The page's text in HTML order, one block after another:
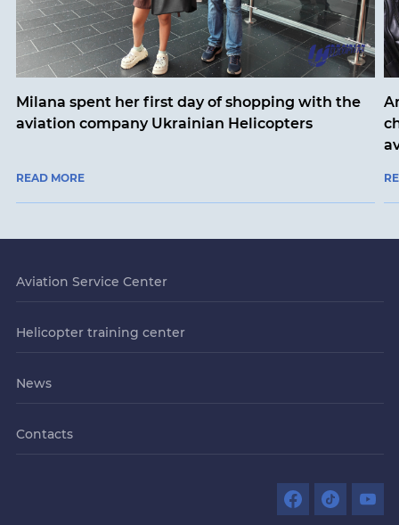
Milana spent her first day of shopping with the
aviation company Ukrainian Helicopters
READ MORE
Aviation Service Center
Helicopter training center
News
Contacts